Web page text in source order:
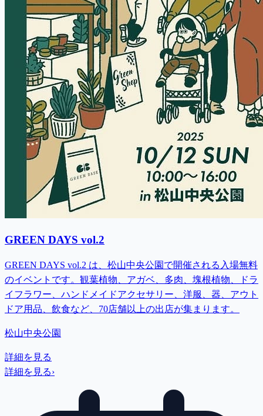
GREEN DAYS vol.2
GREEN DAYS vol.2 は、松山中央公園で開催される入場無料
のイベントです。観葉植物、アガベ、多肉、塊根植物、ドラ
イフラワー、ハンドメイドアクセサリー、洋服、器、アウト
ドア用品、飲食など、70店舗以上の出店が集まります。
松山中央公園
詳細を見る
詳細を見る›